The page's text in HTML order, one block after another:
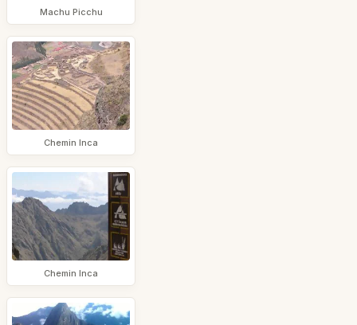
Machu Picchu
Chemin Inca
Chemin Inca